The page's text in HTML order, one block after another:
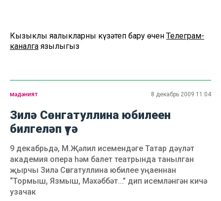
Кызыклы яңалыкларны күзәтеп бару өчен Телеграм-
каналга язылыгыз
мәдәният 8 декабрь 2009 11:04
Зилә Сөнгатуллина юбилеен
билгеләп үтә
9 декабрьдә, М.Җәлил исемендәге Татар дәүләт
академия опера һәм балет театрында танылган
җырчы Зилә Сөнгатуллина юбилее уңаеннан
“Тормыш, Язмыш, Мәхәббәт...” дип исемләнгән кичә
узачак